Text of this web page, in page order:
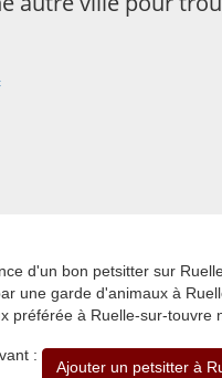
d'un bon petsitter sur
une garde d'animaux à
préférée à Ruelle-sur-
:
Ajouter un petsitter à